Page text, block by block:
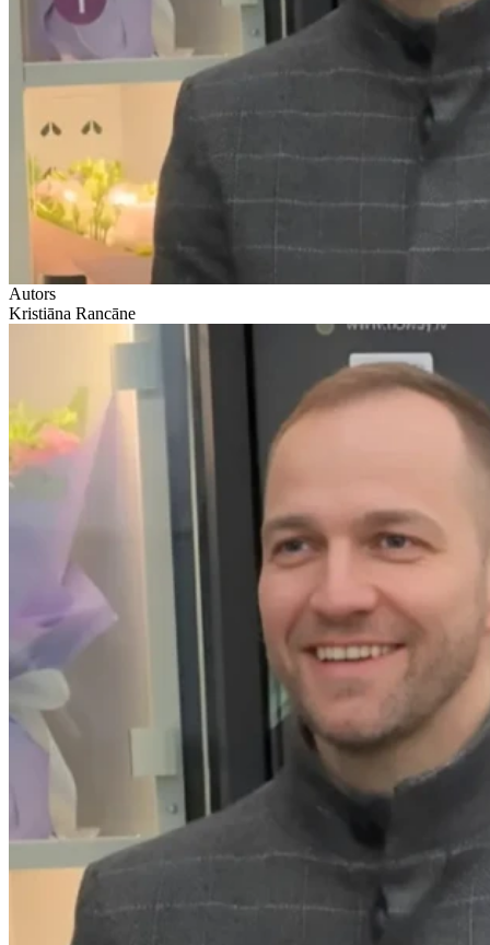
Autors
Kristiāna Rancāne